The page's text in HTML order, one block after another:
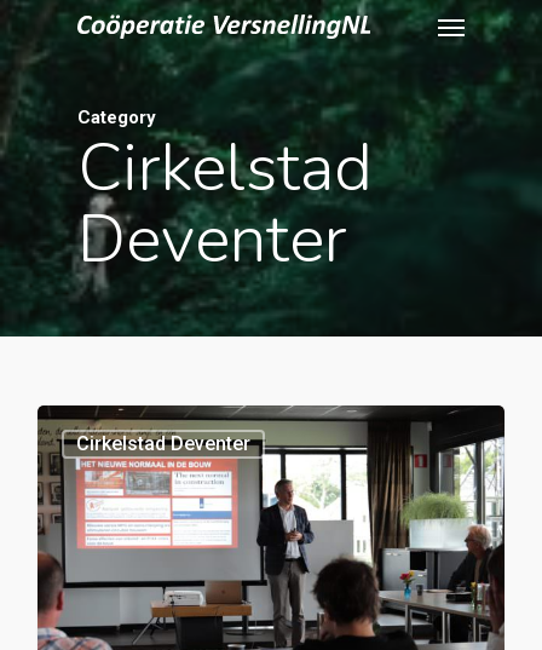
Skip
main
content
Menu
Category
Cirkelstad
Deventer
Cirkelstad Deventer
0